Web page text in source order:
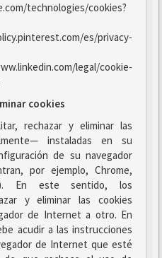
technologies/cookies?
es/privacy-
legal/cookie-
cookies
rechazar y eliminar las
instaladas en su
de su navegador
por ejemplo, Chrome,
En este sentido, los
y eliminar las cookies
de Internet a otro. En
acudir a las instrucciones
de Internet que esté